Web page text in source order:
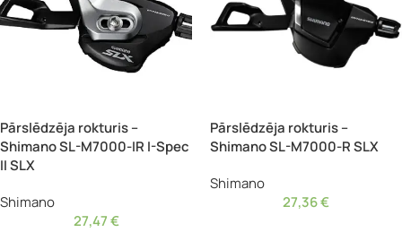
Pārslēdzēja rokturis –
Shimano SL-M7000-IR I-Spec
II SLX
Shimano
27,47€
Pārslēdzēja rokturis –
Shimano SL-M7000-R SLX
Shimano
27,36€